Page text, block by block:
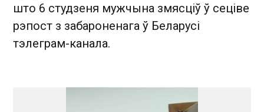
што 6 студзеня мужчына змясціў ў сеціве
рэпост з забароненага ў Беларусі
тэлеграм-канала.